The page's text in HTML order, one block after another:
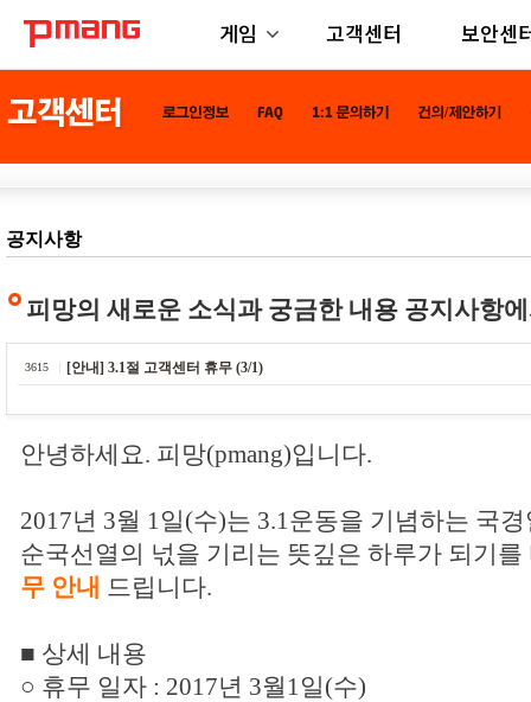
게임 고객센터 보안센
공지사항
피망의 새로운 소식과 궁금한 내용 공지사항
3615 [안내] 3.1절 고객센터 휴무 (3/1)
안녕하세요. 피망(pmang)입니다.
2017년 3월 1일(수)는 3.1운동을 기념하는 국
순국선열의 넋을 기리는 뜻깊은 하루가 되기
무 안내 드립니다.
■ 상세 내용
○ 휴무 일자 : 2017년 3월1일(수)